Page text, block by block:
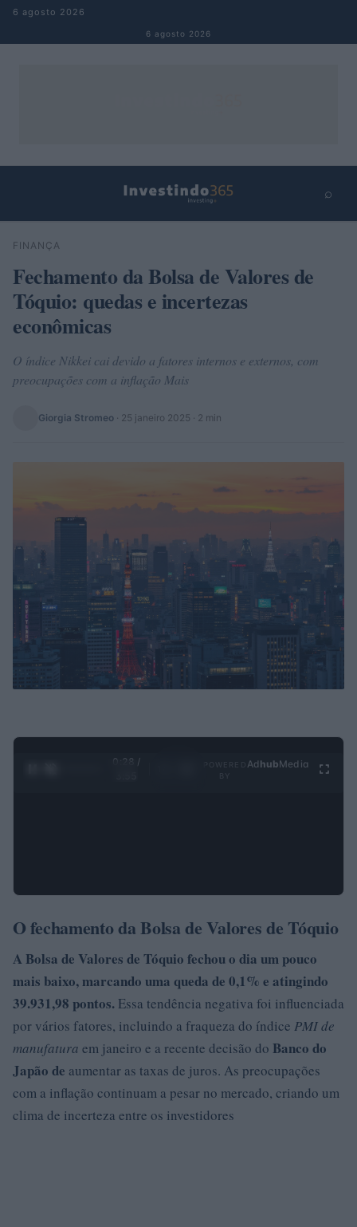
Pular para o conteúdo
6 agosto 2026
6 agosto 2026
⌕
Buscar
FINANÇA
Fechamento da Bolsa de Valores de
Tóquio: quedas e incertezas
econômicas
O índice Nikkei cai devido a fatores internos e externos, com
preocupações com a inflação Mais
Giorgia Stromeo · 25 janeiro 2025 · 2 min
0:29 /
Ad hubMedia
O fechamento da Bolsa de Valores de Tóquio
A Bolsa de Valores de Tóquio fechou o dia um pouco
mais baixo, marcando uma queda de 0,1% e atingindo
39.931,98 pontos. Essa tendência negativa foi influenciada
por vários fatores, incluindo a fraqueza do índice PMI de
manufatura em janeiro e a recente decisão do Banco do
Japão de aumentar as taxas de juros. As preocupações
com a inflação continuam a pesar no mercado, criando um
clima de incerteza entre os investidores